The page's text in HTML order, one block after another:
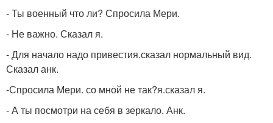
- Ты военный что ли? Спросила Мери.
- Не важно. Сказал я.
- Для начало надо привестия.сказал нормальный вид.
Сказал анк.
-Спросила Мери. со мной не так?я.сказал я.
- А ты посмотри на себя в зеркало. Анк.